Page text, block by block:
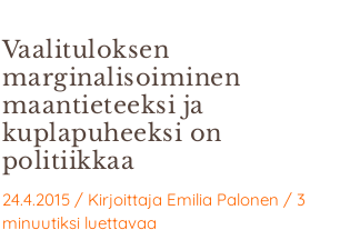
Vaalituloksen
marginalisoiminen
maantieteeksi ja
kuplapuheeksi on
politiikkaa
24.4.2015 / Kirjoittaja Emilia Palonen / 3
minuutiksi luettavaa